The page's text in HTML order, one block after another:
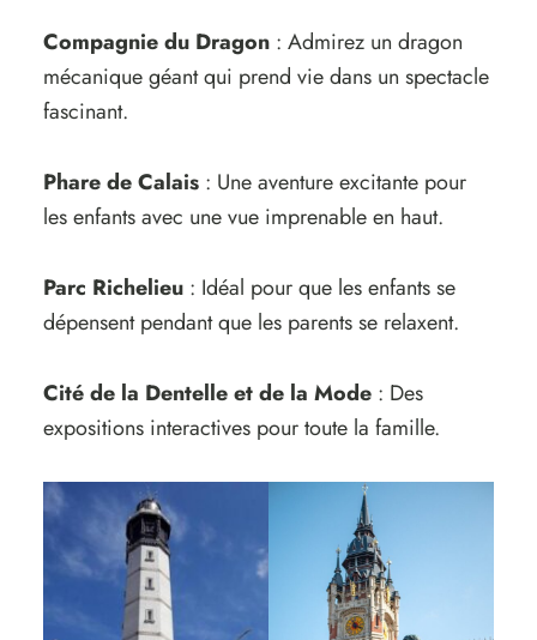
Compagnie du Dragon: Admirez un dragon
mécanique géant qui prend vie dans un spectacle
fascinant.
Phare de Calais: Une aventure excitante pour
les enfants avec une vue imprenable en haut.
Parc Richelieu: Idéal pour que les enfants se
dépensent pendant que les parents se relaxent.
Cité de la Dentelle et de la Mode: Des
expositions interactives pour toute la famille.